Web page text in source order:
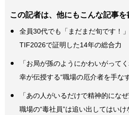
この記者は、他にもこんな記事
全員30代でも「まだまだ旬です！
TIF2026で証明した14年の総合力
「お局が孫のようにかわいがって
幸が伝授する“職場の厄介者を手な
「あの人がいるだけで精神的にな
職場の“毒社員”は追い出してはいけ